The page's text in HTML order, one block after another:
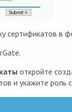
сертификатов в
откройте
и укажите роль